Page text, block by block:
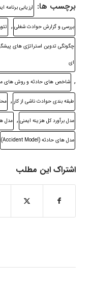
برچسب ها: ارزيابی برنامه
بررسی و گزارش حوادث شغلی ,
چگونگی تدوين استراتژی های
ای
, شاخص های حادثه و روش های
طبقه بندی حوادث ناشی از كار ,
مدل برآورد كل هزينه ايمنی , مدل
مدل های حادثه (Accident Model)
اشتراک این مطلب